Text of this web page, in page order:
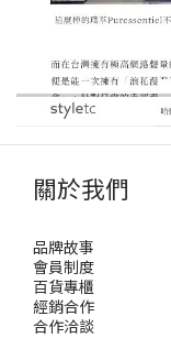
關於我們
品牌故事
會員制度
百貨專櫃
經銷合作
合作洽談